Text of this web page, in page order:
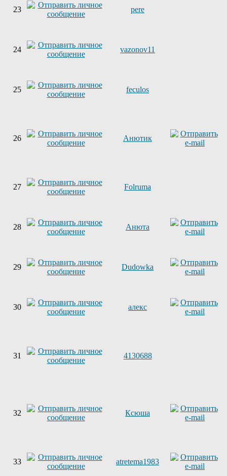
23 pere
24 vazonov11
25 feculos
26 Анютик
27 Folruma
28 Анюта
29 Dudowka
30 алекс
31 4130688
32 Ксюша
33 atretema1983